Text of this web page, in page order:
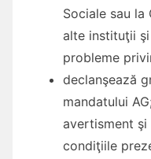
Sociale sau la
alte instituţii
probleme
declanşează
mandatului
avertisment
condiţiile